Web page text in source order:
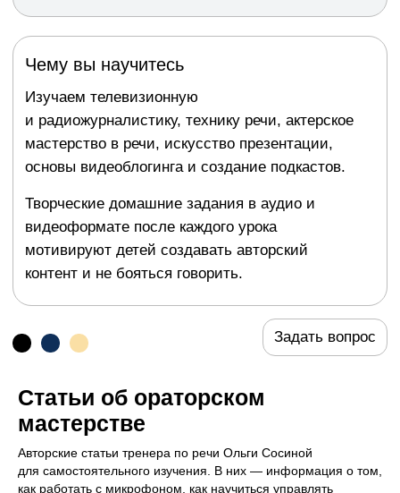
Статьи об ораторском
мастерстве
Авторские статьи тренера по речи Ольги Сосиной
для самостоятельного изучения. В них — информация о том,
как работать с микрофоном, как научиться управлять